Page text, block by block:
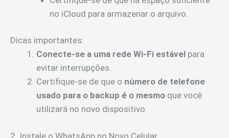
no iCloud para armazenar o arquivo.
Dicas importantes:
Conecte-se a uma rede Wi-Fi estável para
evitar interrupções.
Certifique-se de que o número de telefone
usado para o backup é o mesmo que você
utilizará no novo dispositivo.
2. Instale o WhatsApp no Novo Celular